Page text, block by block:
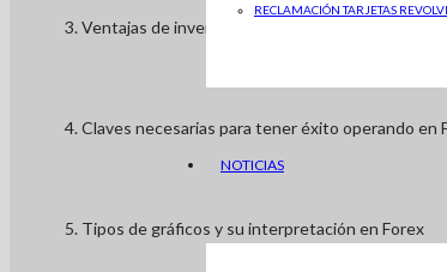
RECLAMACIÓN TARJETAS
NOTICIAS
Ventajas de invertir en Forex
Claves necesarias para tener éxito operando en
Tipos de gráficos y su interpretación en Forex